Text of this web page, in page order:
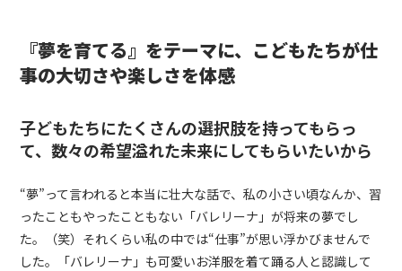
『夢を育てる』をテーマに、こどもたちが仕
事の大切さや楽しさを体感
子どもたちにたくさんの選択肢を持ってもらっ
て、数々の希望溢れた未来にしてもらいたいから
“夢”って言われると本当に壮大な話で、私の小さい頃なんか、習
ったこともやったこともない「バレリーナ」が将来の夢でし
た。（笑）それくらい私の中では“仕事”が思い浮かびませんで
した。「バレリーナ」も可愛いお洋服を着て踊る人と認識して